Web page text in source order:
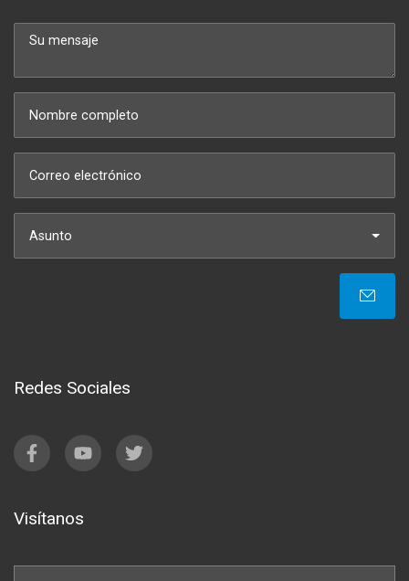
Asunto
Redes Sociales
Visítanos